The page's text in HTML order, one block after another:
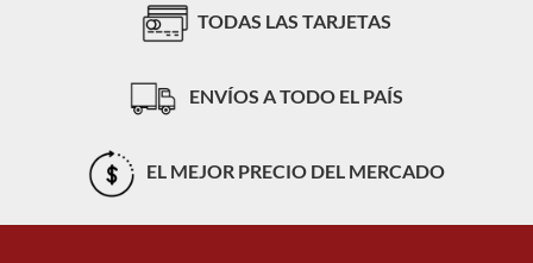
TODAS LAS TARJETAS
ENVÍOS A TODO EL PAÍS
EL MEJOR PRECIO DEL MERCADO